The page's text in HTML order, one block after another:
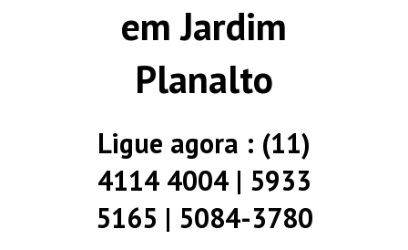
em Jardim
Planalto
Ligue agora : (11)
4114 4004 | 5933
5165 | 5084-3780